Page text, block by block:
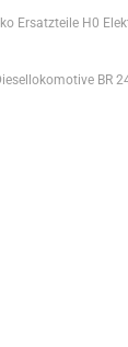
Ersatzteile H0
BR